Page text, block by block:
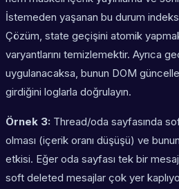
İstemeden yaşanan bu durum indeks
Çözüm, state geçişini atomik
varyantlarını temizlemektir. Ayrıca
uygulanacaksa, bunun DOM
girdiğini loglarla doğrulayın.
Örnek 3: Thread/oda sayfasında
olması (içerik oranı düşüşü) ve
etkisi. Eğer oda sayfası tek bir mesaj
soft deleted mesajlar çok yer